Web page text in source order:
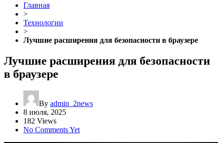
Главная
>
Технологии
>
Лучшие расширения для безопасности в браузере
Лучшие расширения для безопасности
в браузере
By admin_2news
8 июля, 2025
182 Views
No Comments Yet